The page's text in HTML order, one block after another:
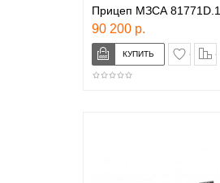
Прицеп МЗСА
90 200 р.
в